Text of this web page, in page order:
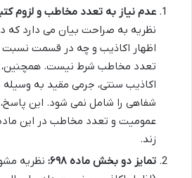
عدم نیاز به تعدد مخاطب و لزوم کتبی
اظهار اکاذیب و چه در قسمت نسبت
تعدد مخاطب شرط نیست. همچنین،
اکاذیب سنتی، جرمی مقید به
شفاهی را شامل نمی شود. این پاسخ،
عمومیت و تعدد مخاطب در این ماده
زند.
تمایز دو بخش ماده ۶۹۸: